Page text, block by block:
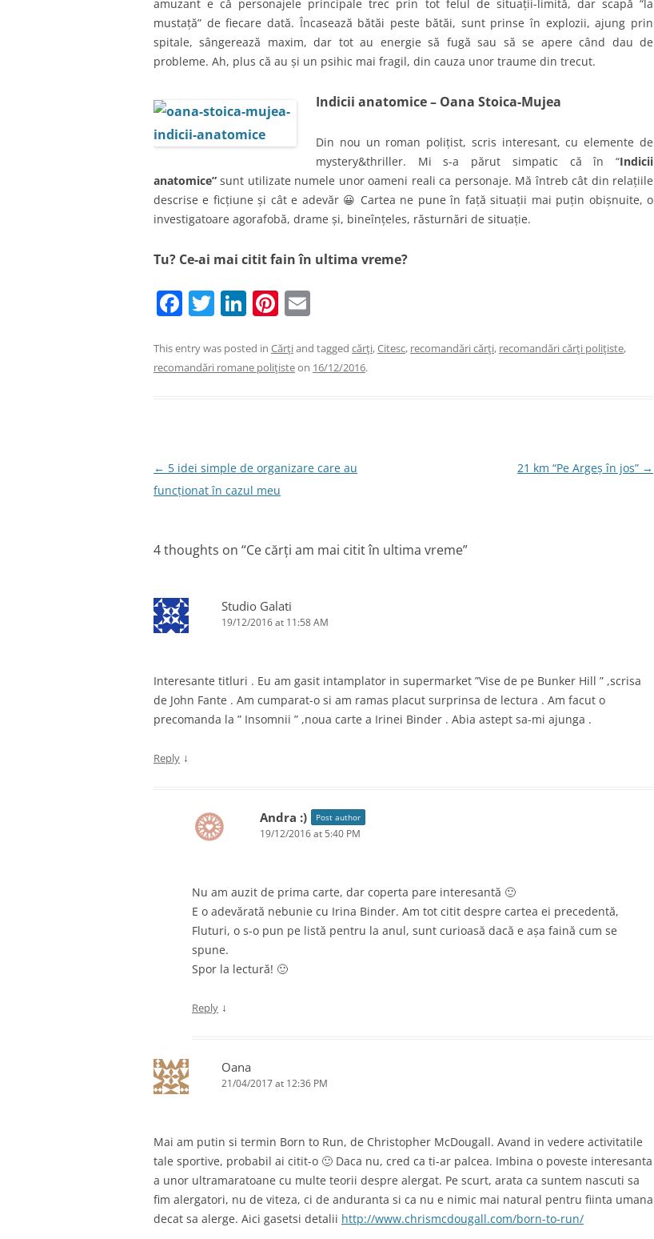
amuzant e că personajele principale trec prin tot felul de situații-limită, dar scapă “la
mustață” de fiecare dată. Încasează bătăi peste bătăi, sunt prinse în explozii, ajung prin
spitale, sângerează maxim, dar tot au energie să fugă sau să se apere când dau de
probleme. Ah, plus că au și un psihic mai fragil, din cauza unor traume din trecut.
Indicii anatomice – Oana Stoica-Mujea
Din nou un roman polițist, scris interesant, cu elemente de
mystery&thriller. Mi s-a părut simpatic că în “Indicii
anatomice” sunt utilizate numele unor oameni reali ca personaje. Mă întreb cât din relațiile
descrise e ficțiune și cât e adevăr 😀 Cartea ne pune în față situații mai puțin obișnuite, o
investigatoare agorafobă, drame și, bineînțeles, răsturnări de situație.
Tu? Ce-ai mai citit fain în ultima vreme?
F
c
e
o
k
T
itt
er
Li
k
e
Pi
er
e
ai
l
This entry was posted in Cărţiand tagged cărţi,Citesc, recomandări cărţi, recomandări cărţi poliţiste,
recomandări romane poliţisteon 16/12/2016.
Post
navigation
← 5 idei simple de organizare care au
funcționat în cazul meu
21 km “Pe Argeș în jos” →
4 thoughts on “Ce cărți am mai citit în ultima vreme”
Studio Galati
19/12/2016 at 11:58 AM
Interesante titluri . Eu am gasit intamplator in supermarket ”Vise de pe Bunker Hill ” ,scrisa
de John Fante . Am cumparat-o si am ramas placut surprinsa de lectura . Am facut o
precomanda la ” Insomnii ” ,noua carte a Irinei Binder . Abia astept sa-mi ajunga .
Reply ↓
Andra :) Post author
19/12/2016 at 5:40 PM
Nu am auzit de prima carte, dar coperta pare interesantă 🙂
E o adevărată nebunie cu Irina Binder. Am tot citit despre cartea ei precedentă,
Fluturi, o s-o pun pe listă pentru la anul, sunt curioasă dacă e așa faină cum se
spune.
Spor la lectură! 🙂
Reply ↓
Oana
21/04/2017 at 12:36 PM
Mai am putin si termin Born to Run, de Christopher McDougall. Avand in vedere activitatile
tale sportive, probabil ai citit-o 🙂 Daca nu, cred ca ti-ar palcea. Imbina o poveste interesanta
a unor ultramaratoane cu multe teorii despre alergat. Pe scurt, arata ca suntem nascuti sa
fim alergatori, nu de viteza, ci de anduranta si ca nu e nimic mai natural pentru fiinta umana
decat sa alerge. Aici gasetsi detalii http://www.chrismcdougall.com/born-to-run/